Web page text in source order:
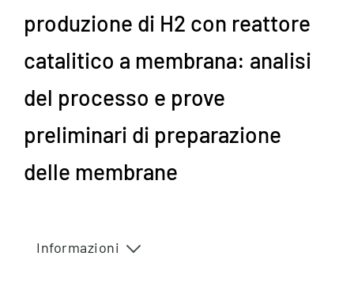
produzione di H2 con reattore
catalitico a membrana: analisi
del processo e prove
preliminari di preparazione
delle membrane
Informazioni